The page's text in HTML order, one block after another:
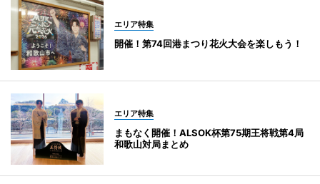
エリア特集
開催！第74回港まつり花火大会を楽しもう！
エリア特集
まもなく開催！ALSOK杯第75期王将戦第4局
和歌山対局まとめ